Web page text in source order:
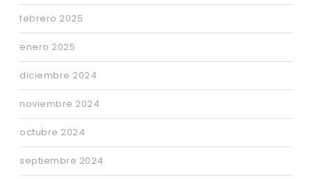
febrero 2025
enero 2025
diciembre 2024
noviembre 2024
octubre 2024
septiembre 2024